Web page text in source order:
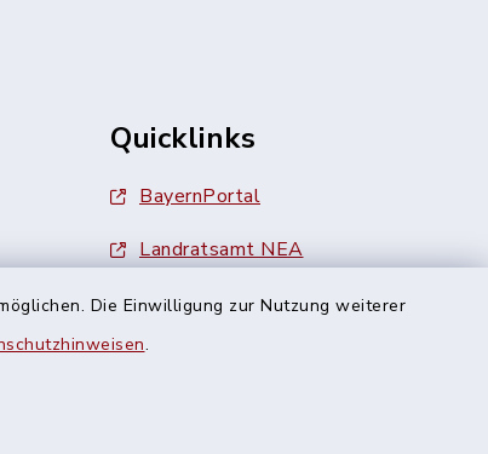
Die Einwilligung zur Nutzung weiterer
.
Quicklinks
BayernPortal
Landratsamt NEA
Finanzamt Uffenheim